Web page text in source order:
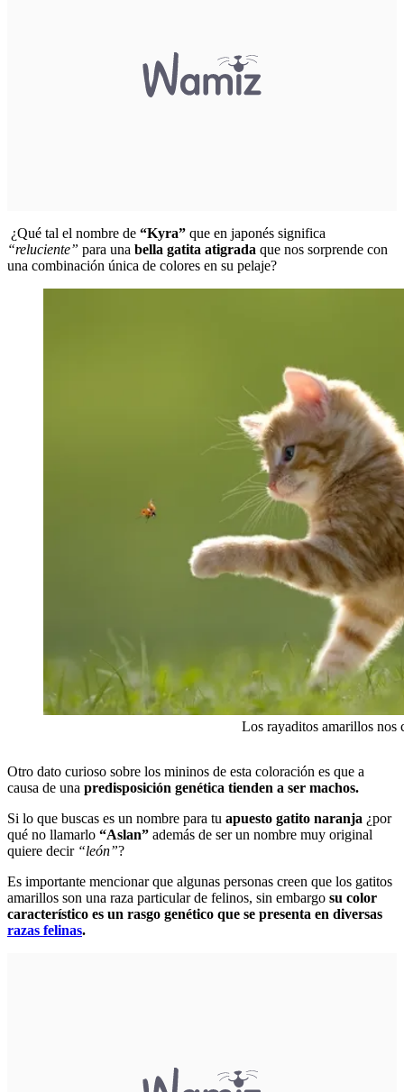
¿Qué tal el nombre de “Kyra” que en japonés significa
“reluciente” para una bella gatita atigrada que nos sorprende con
una combinación única de colores en su pelaje?
Los rayaditos amarillos nos
Otro dato curioso sobre los mininos de esta coloración es que a
causa de una predisposición genética tienden a ser machos.
Si lo que buscas es un nombre para tu apuesto gatito naranja ¿por
qué no llamarlo “Aslan” además de ser un nombre muy original
quiere decir “león”?
Es importante mencionar que algunas personas creen que los gatitos
amarillos son una raza particular de felinos, sin embargo su color
característico es un rasgo genético que se presenta en diversas
razas felinas.